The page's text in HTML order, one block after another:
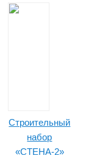
Строительный
набор
«СТЕНА-2»